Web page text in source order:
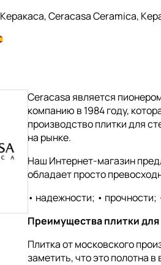
Керакаса, Ceracasa Ceramica,
Ceracasa является
компанию в 1984 году,
производство плитки для
на рынке.
Наш Интернет-магазин
обладает просто
• надежности; • прочности;
Преимущества плитки
Плитка от московского
заметить, что это полотна